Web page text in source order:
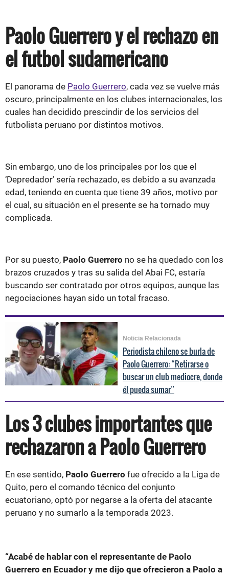
Paolo Guerrero y el rechazo en
el futbol sudamericano
El panorama de Paolo Guerrero, cada vez se vuelve más
oscuro, principalmente en los clubes internacionales, los
cuales han decidido prescindir de los servicios del
futbolista peruano por distintos motivos.
Sin embargo, uno de los principales por los que el
‘Depredador’ sería rechazado, es debido a su avanzada
edad, teniendo en cuenta que tiene 39 años, motivo por
el cual, su situación en el presente se ha tornado muy
complicada.
Por su puesto, Paolo Guerrero no se ha quedado con los
brazos cruzados y tras su salida del Abai FC, estaría
buscando ser contratado por otros equipos, aunque las
negociaciones hayan sido un total fracaso.
Noticia Relacionada
Periodista chileno se burla de
Paolo Guerrero: “Retirarse o
buscar un club mediocre, donde
él pueda sumar”
Los 3 clubes importantes que
rechazaron a Paolo Guerrero
En ese sentido, Paolo Guerrero fue ofrecido a la Liga de
Quito, pero el comando técnico del conjunto
ecuatoriano, optó por negarse a la oferta del atacante
peruano y no sumarlo a la temporada 2023.
“Acabé de hablar con el representante de Paolo
Guerrero en Ecuador y me dijo que ofrecieron a Paolo a